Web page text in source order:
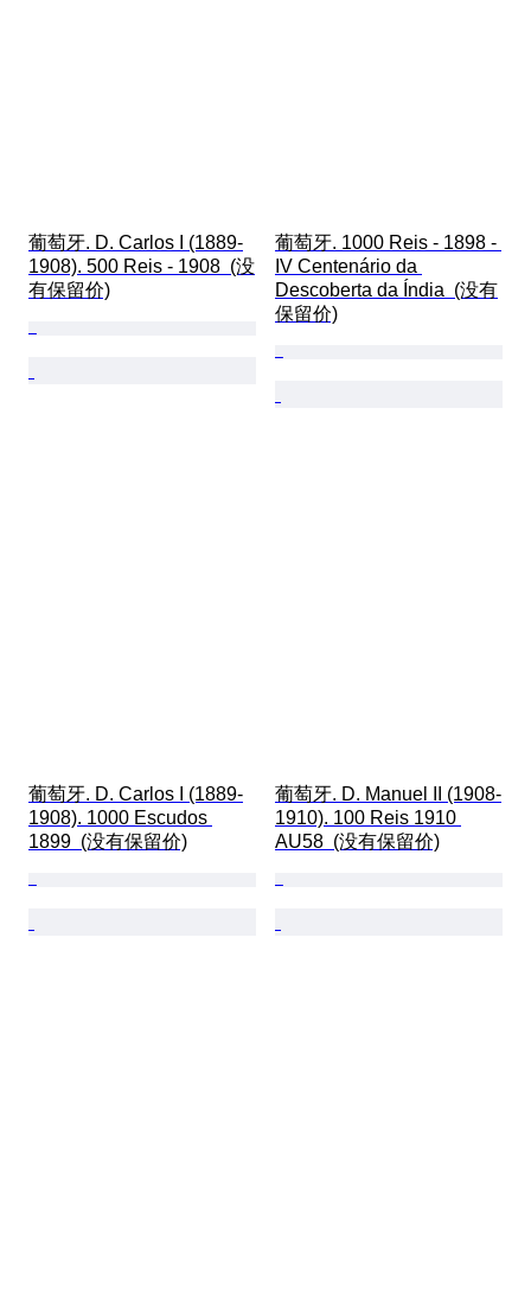
葡萄牙. D. Carlos I (1889-
1908). 500 Reis - 1908  (没
有保留价)
葡萄牙. 1000 Reis - 1898 -
IV Centenário da
Descoberta da Índia  (没有
保留价)
葡萄牙. D. Carlos I (1889-
1908). 1000 Escudos
1899  (没有保留价)
葡萄牙. D. Manuel II (1908-
1910). 100 Reis 1910
AU58  (没有保留价)